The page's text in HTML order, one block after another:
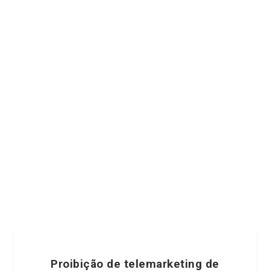
Proibição de telemarketing de